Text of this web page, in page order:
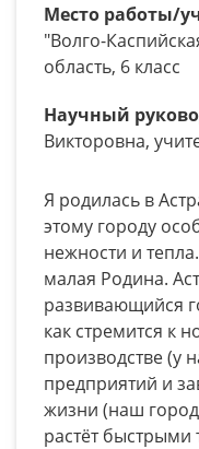
Место работы/
"Волго-
область, 6 класс
Научный
Викторовна,
Я родилась в
этому городу
нежности и
малая Родина.
развивающийся
как стремится к
производстве
предприятий и
жизни (наш город
растёт быстрыми